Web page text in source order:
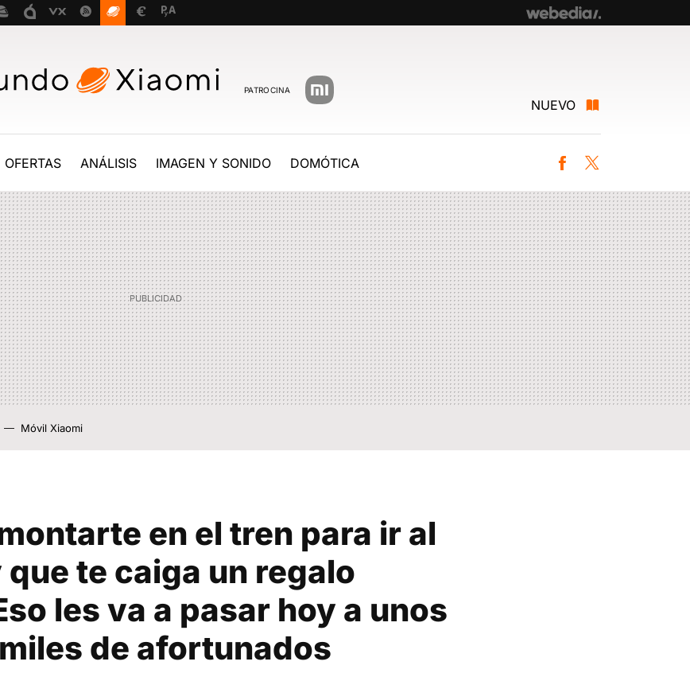
PATROCINA
NUEVO
OFERTAS ANÁLISIS IMAGEN Y SONIDO DOMÓTICA Facebook
Móvil Xiaomi
en el tren para ir al
te caiga un regalo
les va a pasar hoy a unos
de afortunados